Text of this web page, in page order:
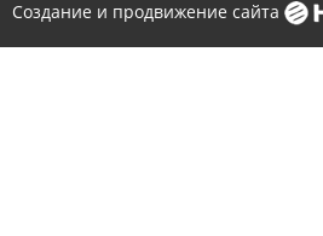
Создание и продвижение сайта